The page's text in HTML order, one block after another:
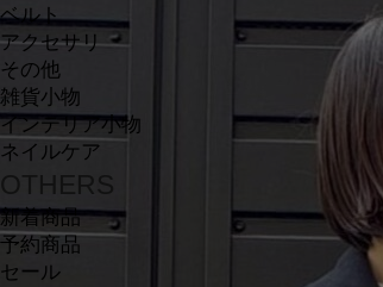
ベルト
アクセサリ
その他
雑貨小物
インテリア小物
ネイルケア
OTHERS
新着商品
予約商品
セール